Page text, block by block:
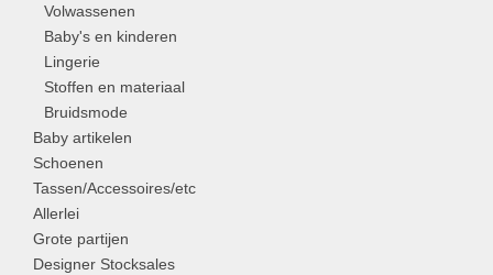
Volwassenen
Baby's en kinderen
Lingerie
Stoffen en materiaal
Bruidsmode
Baby artikelen
Schoenen
Tassen/Accessoires/etc
Allerlei
Grote partijen
Designer Stocksales